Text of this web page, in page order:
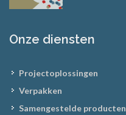
Onze diensten
Projectoplossingen
Verpakken
Samengestelde producten